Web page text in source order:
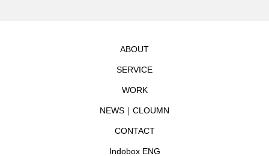
ABOUT
SERVICE
WORK
NEWS｜CLOUMN
CONTACT
Indobox ENG